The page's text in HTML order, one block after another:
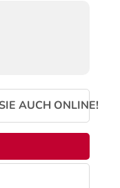
AUCH ONLINE!